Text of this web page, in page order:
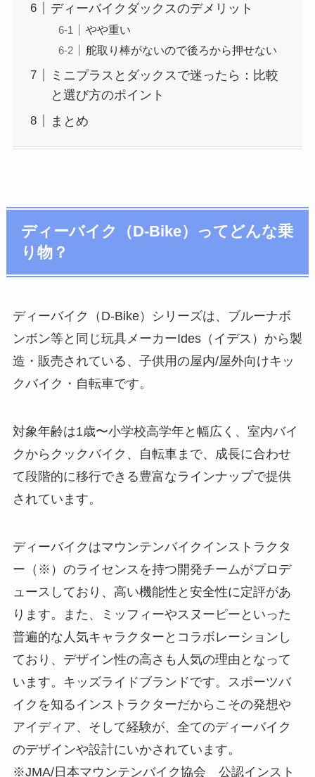
ディーバイクダックスのデメリット
やや重い
舵取り棒がないので後ろから押せない
ミニプラスとダックスで迷ったら：比較
と選び方のポイント
まとめ
ディーバイク（D-Bike）ってどんな乗
り物？
ディーバイク（D-Bike）シリーズは、ブルーナボ
ンボン等と同じ玩具メーカーIdes（イデス）から製
造・販売されている、子供用の屋内/屋外向けキッ
クバイク・自転車です。
対象年齢は1歳〜小学校高学年と幅広く、室内バイ
クからクックバイク、自転車まで、成長に合わせ
て段階的に移行できる豊富なラインナップで提供
されています。
ディーバイクはマウンテンバイクインストラクタ
ー（※）のライセンスを持つ開発チームがプロデ
ュースしており、高い機能性と安全性に定評があ
ります。また、ミッフィーやスヌーピーといった
普遍的な人気キャラクターとコラボレーションし
ており、デザイン性の高さも人気の理由となって
います。キッズライドブランドです。スポーツバ
イクを知るインストラクターだからこその発想や
アイディア、そして経験が、全てのディーバイク
のデザインや設計にいかされています。
※JMA/日本マウンテンバイク協会 公認インスト